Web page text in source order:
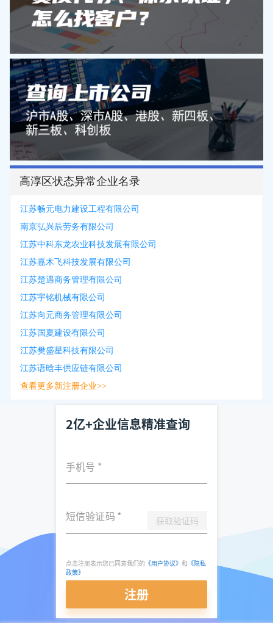
高淳区状态异常企业名录
江苏畅元电力建设工程有限公司
南京弘兴辰劳务有限公司
江苏中科东龙农业科技发展有限公司
江苏嘉木飞科技发展有限公司
江苏楚遇商务管理有限公司
江苏宇铭机械有限公司
江苏向元商务管理有限公司
江苏国夏建设有限公司
江苏樊盛星科技有限公司
江苏语晗丰供应链有限公司
查看更多新注册企业>>
2亿+企业信息精准查询
手机号 *
短信验证码 * 获取验证码
点击注册表示您已同意我们的 《用户协议》 和 《隐私
政策》
注册